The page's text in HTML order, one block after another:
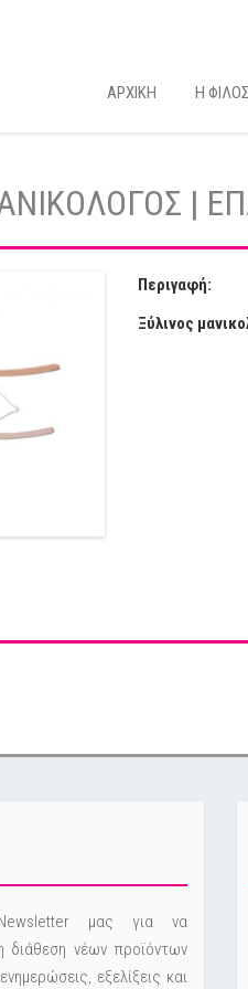
|
Περιγαφή:
Ξύλινος
ΑΡΧΙΚΗ Η
μας για να
διάθεση νέων προϊόντων
εξελίξεις και